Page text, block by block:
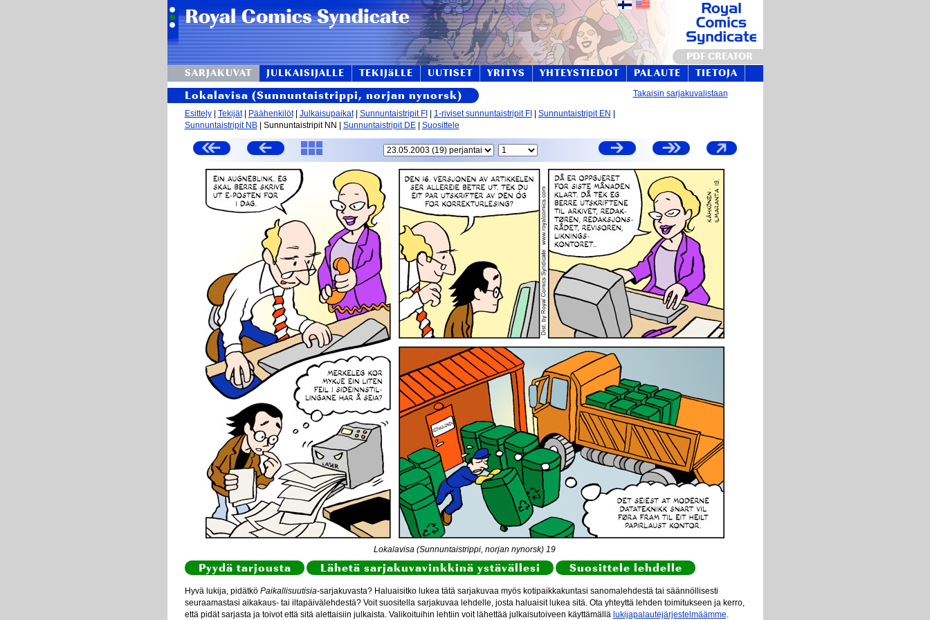
PDF CREATOR
SARJAKUVAT
JULKAISIJALLE TEKIJäLLE UUTISET YRITYS YHTEYSTIEDOT PALAUTE TIETOJA
Lokalavisa (Sunnuntaistrippi, norjan nynorsk) Takaisin sarjakuvalistaan
Esittely| Tekijät| Päähenkilöt| Julkaisupaikat| Sunnuntaistripit FI 1-riviset sunnuntaistripit FI Sunnuntaistripit EN
Sunnuntaistripit NB| Sunnuntaistripit NN | Sunnuntaistripit DE| Suosittele
Lokalavisa (Sunnuntaistrippi, norjan nynorsk) 19
Pyydä tarjousta Lähetä sarjakuvavinkkinä ystävällesi Suosittele lehdelle
Hyvä lukija, pidätkö Paikallisuutisia-sarjakuvasta? Haluaisitko lukea tätä sarjakuvaa myös kotipaikkakuntasi sanomalehdestä tai säännöllisesti
seuraamastasi aikakaus- tai iltapäivälehdestä? Voit suositella sarjakuvaa lehdelle, josta haluaisit lukea sitä. Ota yhteyttä lehden toimitukseen ja kerro,
että pidät sarjasta ja toivot että sitä alettaisiin julkaista. Valikoituihin lehtiin voit lähettää julkaisutoiveen käyttämällä lukijapalautejärjestelmäämme.